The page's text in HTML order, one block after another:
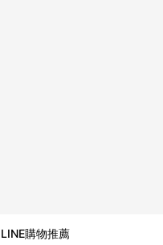
LINE購物推薦